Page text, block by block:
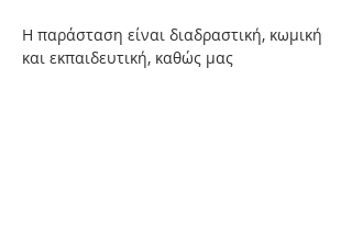
Η παράσταση είναι διαδραστική, κωμική
και εκπαιδευτική, καθώς μας